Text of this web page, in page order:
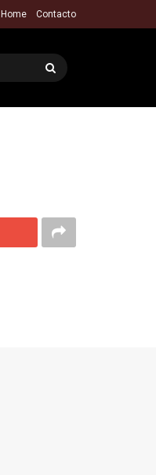
Home Contacto